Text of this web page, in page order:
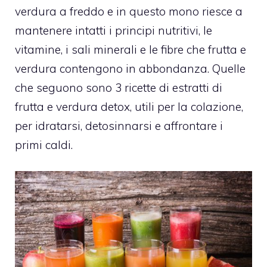
verdura a freddo e in questo mono riesce a
mantenere intatti i principi nutritivi, le
vitamine, i sali minerali e le fibre che frutta e
verdura contengono in abbondanza. Quelle
che seguono sono 3 ricette di estratti di
frutta e verdura detox, utili per la colazione,
per idratarsi, detosinnarsi e affrontare i
primi caldi.